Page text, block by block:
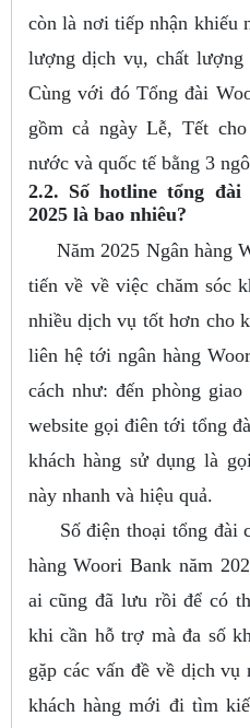
còn là nơi tiếp nhận khiếu
lượng dịch vụ, chất lượng
Cùng với đó Tổng đài
gồm cả ngày Lễ, Tết
nước và quốc tế bằng 3
2.2. Số hotline tổng
2025 là bao nhiêu?
Năm 2025 Ngân hàng
tiến về về việc chăm sóc
nhiều dịch vụ tốt hơn cho
liên hệ tới ngân hàng
cách như: đến phòng
website gọi điên tới tổng
khách hàng sử dụng là
này nhanh và hiệu quả.
Số điện thoại tổng đài
hàng Woori Bank năm
ai cũng đã lưu rồi để có
khi cần hỗ trợ mà đa số
gặp các vấn đề về dịch
khách hàng mới đi tìm